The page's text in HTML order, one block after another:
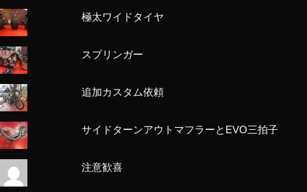
極太ワイドタイヤ
スプリンガー
追加カスタム依頼
サイドターンアウトマフラーとEVO三拍子
注意歓喜